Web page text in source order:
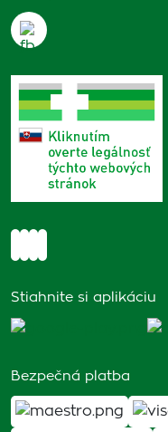
Stiahnite si aplikáciu
Bezpečná platba